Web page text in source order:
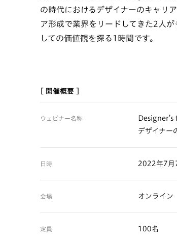
の時代におけるデザイナーのキャリ
ア形成で業界をリードしてきた2人
しての価値観を探る1時間です。
[ 開催概要 ]
ウェビナー名称
デザイナー
日時 2022年7月
会場 オンライン
定員 100名